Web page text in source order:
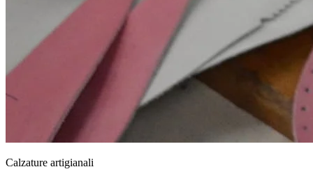
Calzature artigianali